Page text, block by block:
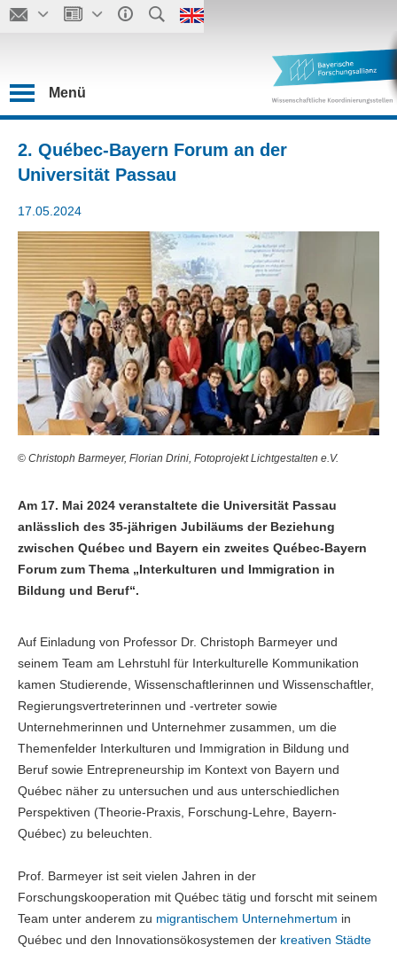
Menü
2. Québec-Bayern Forum an der
Universität Passau
17.05.2024
© Christoph Barmeyer, Florian Drini, Fotoprojekt Lichtgestalten e.V.
Am 17. Mai 2024 veranstaltete die Universität Passau
anlässlich des 35-jährigen Jubiläums der Beziehung
zwischen Québec und Bayern ein zweites Québec-Bayern
Forum zum Thema „Interkulturen und Immigration in
Bildung und Beruf“.
Auf Einladung von Professor Dr. Christoph Barmeyer und
seinem Team am Lehrstuhl für Interkulturelle Kommunikation
kamen Studierende, Wissenschaftlerinnen und Wissenschaftler,
Regierungsvertreterinnen und -vertreter sowie
Unternehmerinnen und Unternehmer zusammen, um die
Themenfelder Interkulturen und Immigration in Bildung und
Beruf sowie Entrepreneurship im Kontext von Bayern und
Québec näher zu untersuchen und aus unterschiedlichen
Perspektiven (Theorie-Praxis, Forschung-Lehre, Bayern-
Québec) zu beleuchten.
Prof. Barmeyer ist seit vielen Jahren in der
Forschungskooperation mit Québec tätig und forscht mit seinem
Team unter anderem zu migrantischem Unternehmertum in
Québec und den Innovationsökosystemen der kreativen Städte